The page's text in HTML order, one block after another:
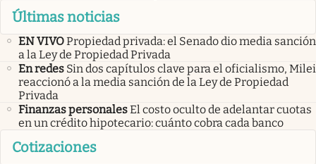
Últimas noticias
EN VIVOPropiedad privada: el Senado dio media sanción
a la Ley de Propiedad Privada
En redes Sin dos capítulos clave para el oficialismo, Milei
reaccionó a la media sanción de la Ley de Propiedad
Privada
Finanzas personalesEl costo oculto de adelantar cuotas
en un crédito hipotecario: cuánto cobra cada banco
Cotizaciones